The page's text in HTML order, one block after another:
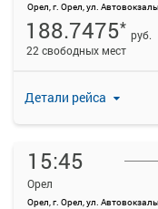
Детали рейса
188.7475* руб.
22 свободных мест
15:45
Орел